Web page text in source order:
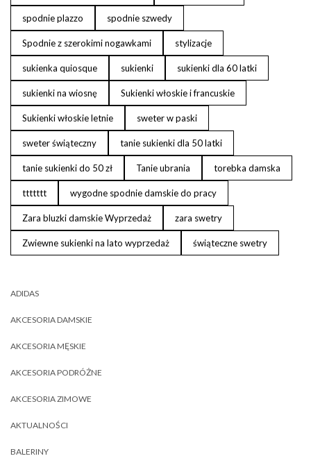
spodnie plazzo spodnie szwedy
Spodnie z szerokimi nogawkami stylizacje
sukienka quiosque sukienki sukienki dla 60 latki
sukienki na wiosnę Sukienki włoskie i francuskie
Sukienki włoskie letnie sweter w paski
sweter świąteczny tanie sukienki dla 50 latki
tanie sukienki do 50 zł Tanie ubrania torebka damska
ttttttt wygodne spodnie damskie do pracy
Zara bluzki damskie Wyprzedaż zara swetry
Zwiewne sukienki na lato wyprzedaż świąteczne swetry
ADIDAS
AKCESORIA DAMSKIE
AKCESORIA MĘSKIE
AKCESORIA PODRÓŻNE
AKCESORIA ZIMOWE
AKTUALNOŚCI
BALERINY